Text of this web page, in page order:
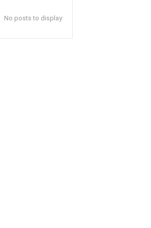
No posts to display